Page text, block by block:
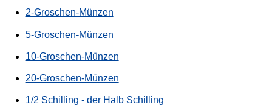
2-Groschen-Münzen
5-Groschen-Münzen
10-Groschen-Münzen
20-Groschen-Münzen
1/2 Schilling - der Halb Schilling